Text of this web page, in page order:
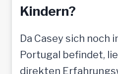
Kindern?
Da Casey sich noch
Portugal befindet,
direkten